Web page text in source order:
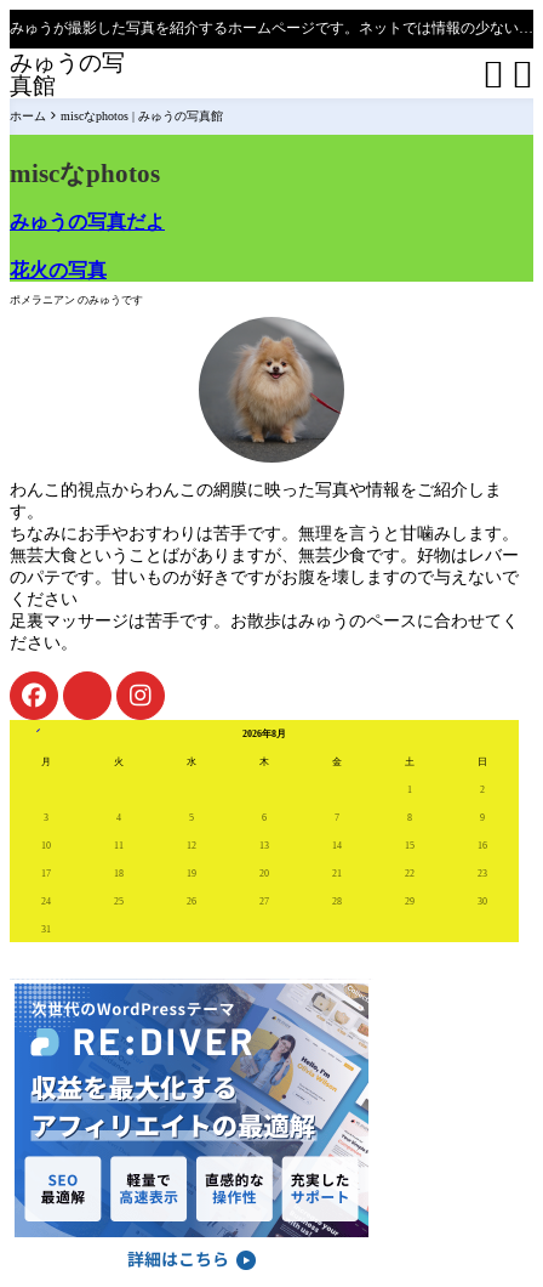
みゅうが撮影した写真を紹介するホームページです。ネットでは情報の少ない、新潟県、魚沼只見線の撮影ポイントの紹介があります（必見）。
みゅうの写
真館
 
ホーム miscなphotos | みゅうの写真館
miscなphotos
みゅうの写真だよ
花火の写真
ポメラニアン のみゅうです
わんこ的視点からわんこの網膜に映った写真や情報をご紹介しま
す。
ちなみにお手やおすわりは苦手です。無理を言うと甘噛みします。
無芸大食ということばがありますが、無芸少食です。好物はレバー
のパテです。甘いものが好きですがお腹を壊しますので与えないで
ください
足裏マッサージは苦手です。お散歩はみゅうのペースに合わせてく
ださい。
2026年8月
月 火 水 木 金 土 日
1 2
3 4 5 6 7 8 9
10 11 12 13 14 15 16
17 18 19 20 21 22 23
24 25 26 27 28 29 30
31